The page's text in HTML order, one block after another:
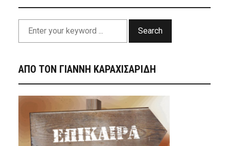
Search
ΑΠΟ ΤΟΝ ΓΙΑΝΝΗ ΚΑΡΑΧΙΣΑΡΙΔΗ